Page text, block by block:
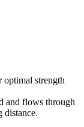
optimal strength
and flows through
distance.